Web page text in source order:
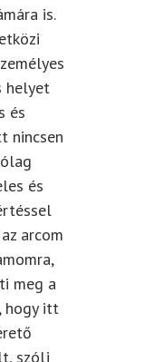
is.
helyet
és
nincsen
és
arcom
meg a
hogy itt
szólj